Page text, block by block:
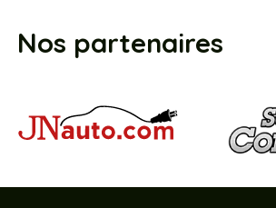
Nos partenaires